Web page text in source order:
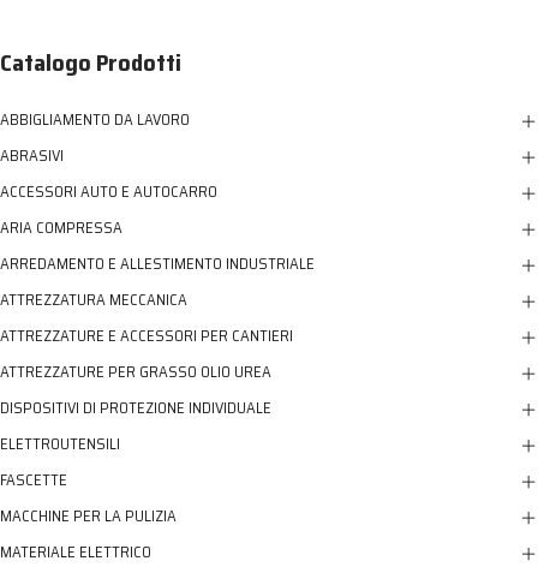
Catalogo Prodotti
ABBIGLIAMENTO DA LAVORO
ABRASIVI
ACCESSORI AUTO E AUTOCARRO
ARIA COMPRESSA
ARREDAMENTO E ALLESTIMENTO INDUSTRIALE
ATTREZZATURA MECCANICA
ATTREZZATURE E ACCESSORI PER CANTIERI
ATTREZZATURE PER GRASSO OLIO UREA
DISPOSITIVI DI PROTEZIONE INDIVIDUALE
ELETTROUTENSILI
FASCETTE
MACCHINE PER LA PULIZIA
MATERIALE ELETTRICO